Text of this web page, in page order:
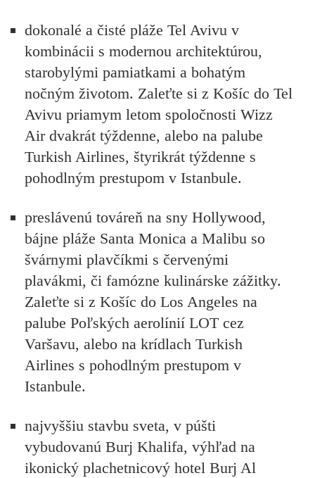
dokonalé a čisté pláže Tel Avivu v
kombinácii s modernou architektúrou,
starobylými pamiatkami a bohatým
nočným životom. Zaleťte si z Košíc do Tel
Avivu priamym letom spoločnosti Wizz
Air dvakrát týždenne, alebo na palube
Turkish Airlines, štyrikrát týždenne s
pohodlným prestupom v Istanbule.
preslávenú továreň na sny Hollywood,
bájne pláže Santa Monica a Malibu so
švárnymi plavčíkmi s červenými
plavákmi, či famózne kulinárske zážitky.
Zaleťte si z Košíc do Los Angeles na
palube Poľských aerolínií LOT cez
Varšavu, alebo na krídlach Turkish
Airlines s pohodlným prestupom v
Istanbule.
najvyššiu stavbu sveta, v púšti
vybudovanú Burj Khalifa, výhľad na
ikonický plachetnicový hotel Burj Al